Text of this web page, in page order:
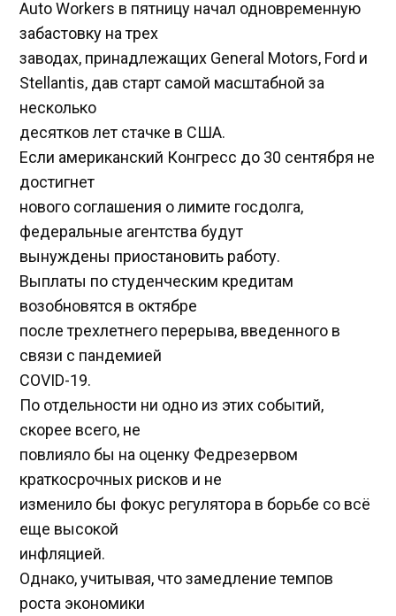
Auto Workers в пятницу начал одновременную
забастовку на трех
заводах, принадлежащих General Motors, Ford и
Stellantis, дав старт самой масштабной за
несколько
десятков лет стачке в США.
Если американский Конгресс до 30 сентября не
достигнет
нового соглашения о лимите госдолга,
федеральные агентства будут
вынуждены приостановить работу.
Выплаты по студенческим кредитам
возобновятся в октябре
после трехлетнего перерыва, введенного в
связи с пандемией
COVID-19.
По отдельности ни одно из этих событий,
скорее всего, не
повлияло бы на оценку Федрезервом
краткосрочных рисков и не
изменило бы фокус регулятора в борьбе со всё
еще высокой
инфляцией.
Однако, учитывая, что замедление темпов
роста экономики